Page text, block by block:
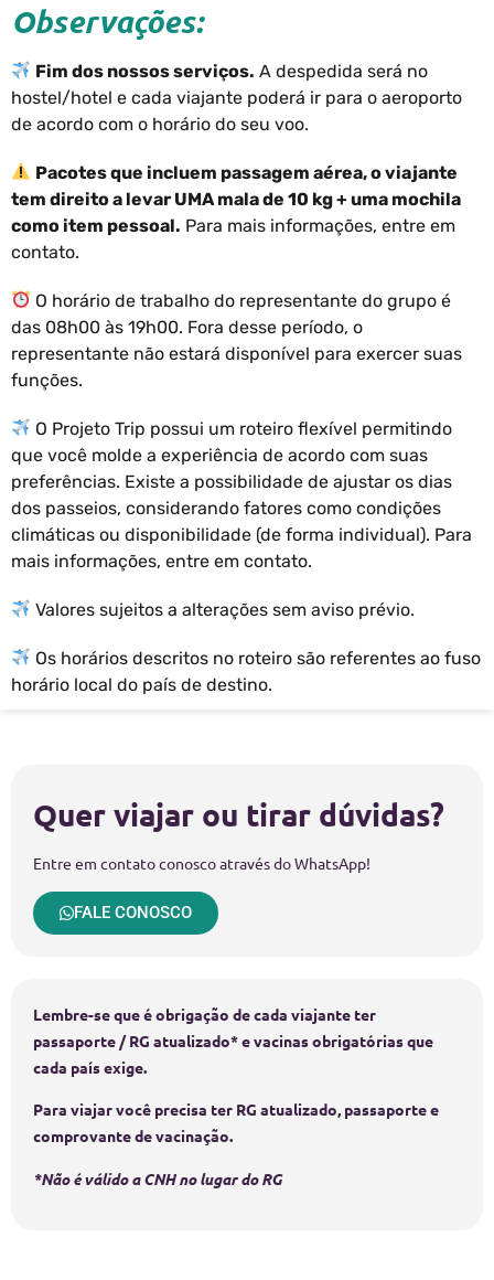
Observações:
Fim dos nossos serviços. A despedida será no
hostel/hotel e cada viajante poderá ir para o aeroporto
de acordo com o horário do seu voo.
Pacotes que incluem passagem aérea, o viajante
tem direito a levar UMA mala de 10 kg + uma mochila
como item pessoal. Para mais informações, entre em
contato.
O horário de trabalho do representante do grupo é
das 08h00 às 19h00. Fora desse período, o
representante não estará disponível para exercer suas
funções.
O Projeto Trip possui um roteiro flexível permitindo
que você molde a experiência de acordo com suas
preferências. Existe a possibilidade de ajustar os dias
dos passeios, considerando fatores como condições
climáticas ou disponibilidade (de forma individual). Para
mais informações, entre em contato.
Valores sujeitos a alterações sem aviso prévio.
Os horários descritos no roteiro são referentes ao fuso
horário local do país de destino.
Quer viajar ou tirar dúvidas?
Entre em contato conosco através do WhatsApp!
FALE CONOSCO
Lembre-se que é obrigação de cada viajante ter
passaporte / RG atualizado* e vacinas obrigatórias que
cada país exige.
Para viajar você precisa ter RG atualizado, passaporte e
comprovante de vacinação.
*Não é válido a CNH no lugar do RG